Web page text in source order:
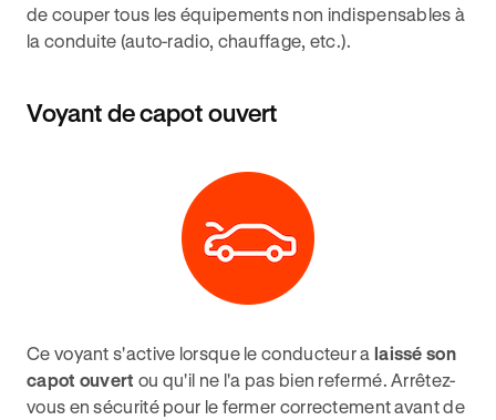
de couper tous les équipements non indispensables à
la conduite (auto-radio, chauffage, etc.).
Voyant de capot ouvert
Ce voyant s'active lorsque le conducteur a laissé son
capot ouvert ou qu'il ne l'a pas bien refermé. Arrêtez-
vous en sécurité pour le fermer correctement avant de